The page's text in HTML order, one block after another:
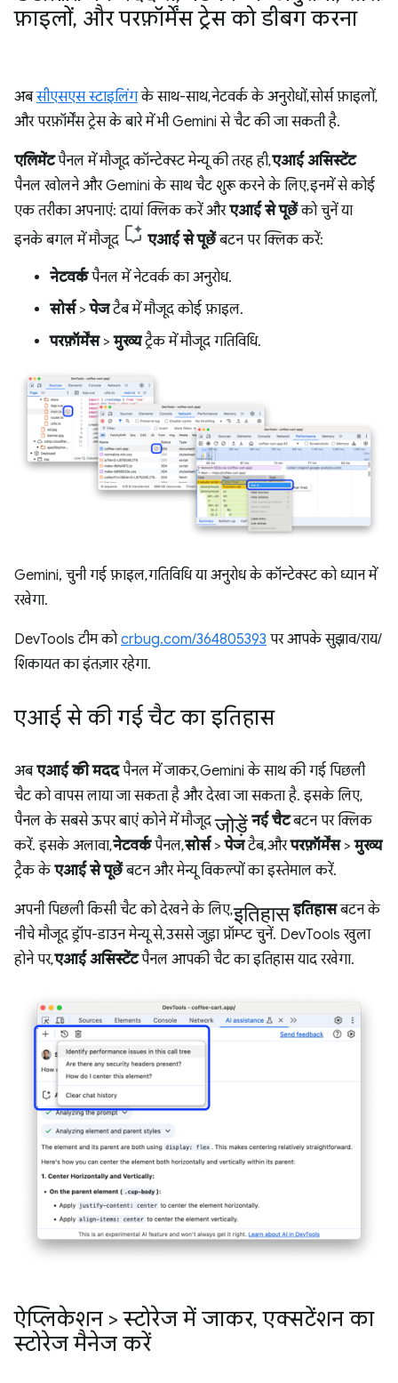
फ़ाइलों, और परफ़ॉर्मेंस ट्रेस को डीबग करना
अबसीएसएस स्टाइलिंगके साथ-साथ, नेटवर्क के अनुरोधों, सोर्स फ़ाइलों,
और परफ़ॉर्मेंस ट्रेस के बारे में भी Gemini से चैट की जा सकती है.
एलिमेंटपैनल में मौजूद कॉन्टेक्स्ट मेन्यू की तरह ही,एआई असिस्टेंट
पैनल खोलने और Gemini के साथ चैट शुरू करने के लिए, इनमें से कोई
एक तरीका अपनाएं: दायां क्लिक करें औरएआई से पूछेंको चुनें या
इनके बगल में मौजूद
एआई से पूछेंबटन पर क्लिक करें:
नेटवर्कपैनल में नेटवर्क का अनुरोध.
सोर्स>पेजटैब में मौजूद कोई फ़ाइल.
परफ़ॉर्मेंस>मुख्यट्रैक में मौजूद गतिविधि.
Gemini, चुनी गई फ़ाइल, गतिविधि या अनुरोध के कॉन्टेक्स्ट को ध्यान में
रखेगा.
DevTools टीम कोcrbug.com/364805393 पर आपके सुझाव/राय/
शिकायत का इंतज़ार रहेगा.
एआई से की गई चैट का इतिहास
अबएआई की मददपैनल में जाकर, Gemini के साथ की गई पिछली
चैट को वापस लाया जा सकता है और देखा जा सकता है. इसके लिए,
पैनल के सबसे ऊपर बाएं कोने में मौजूदजोड़ें नई चैटबटन पर क्लिक
करें. इसके अलावा,नेटवर्कपैनल,सोर्स>पेजटैब, औरपरफ़ॉर्मेंस>मुख्य
ट्रैक केएआई से पूछेंबटन और मेन्यू विकल्पों का इस्तेमाल करें.
अपनी पिछली किसी चैट को देखने के लिए,इतिहास इतिहासबटन के
नीचे मौजूद ड्रॉप-डाउन मेन्यू से, उससे जुड़ा प्रॉम्प्ट चुनें. DevTools खुला
होने पर,एआई असिस्टेंटपैनल आपकी चैट का इतिहास याद रखेगा.
ऐप्लिकेशन > स्टोरेज में जाकर, एक्सटेंशन का
स्टोरेज मैनेज करें